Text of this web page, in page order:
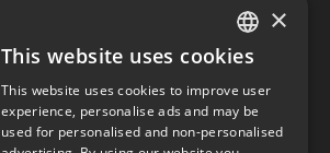
Kyrkogatan 17
411 15Göteborg,Sweden
Social links
facebook.com/matchisports
ENGLISH
SWEDISH
NORWEGIAN
×
This website uses cookies
This website uses cookies to improve user
experience, personalise ads and may be
used for personalised and non-personalised